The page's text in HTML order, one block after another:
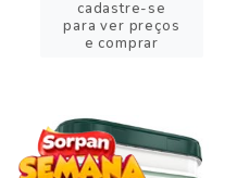
cadastre-se
para ver preços
e comprar